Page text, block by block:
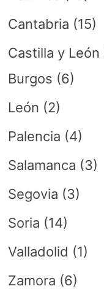
Cantabria (15)
Castilla y León
Burgos (6)
León (2)
Palencia (4)
Salamanca (3)
Segovia (3)
Soria (14)
Valladolid (1)
Zamora (6)